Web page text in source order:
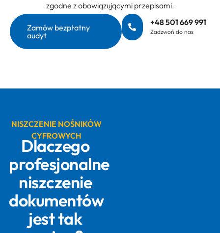
zgodne z obowiązującymi przepisami.
Zamów bezpłatny
audyt
+48 501 669 991
Zadzwoń do nas
NISZCZENIE NOŚNIKÓW
CYFROWYCH
Dlaczego
profesjonalne
niszczenie
dokumentów
jest tak